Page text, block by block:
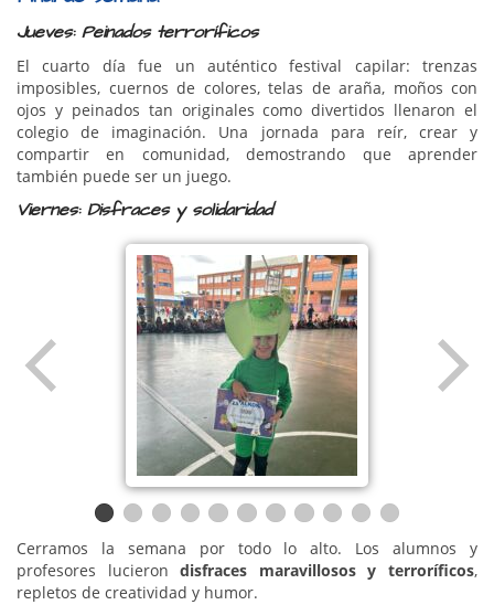
Jueves: Peinados terroríficos
El cuarto día fue un auténtico festival capilar: trenzas
imposibles, cuernos de colores, telas de araña, moños con
ojos y peinados tan originales como divertidos llenaron el
colegio de imaginación. Una jornada para reír, crear y
compartir en comunidad, demostrando que aprender
también puede ser un juego.
Viernes: Disfraces y solidaridad
Cerramos la semana por todo lo alto. Los alumnos y
profesores lucierondisfraces maravillosos y terroríficos,
repletos de creatividad y humor.